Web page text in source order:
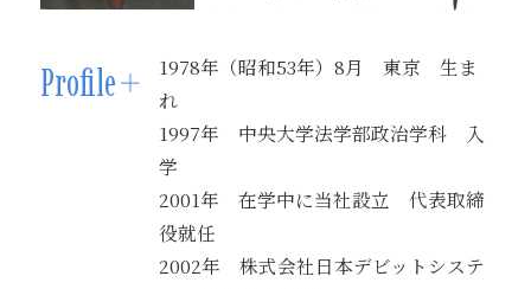
Profile
1978年（昭和53年）8月 東京 生ま
れ
1997年 中央大学法学部政治学科 入
学
2001年 在学中に当社設立 代表取締
役就任
2002年 株式会社日本デビットシステ